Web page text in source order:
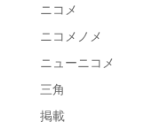
ニコメ
ニコメノメ
ニューニコメ
三角
掲載